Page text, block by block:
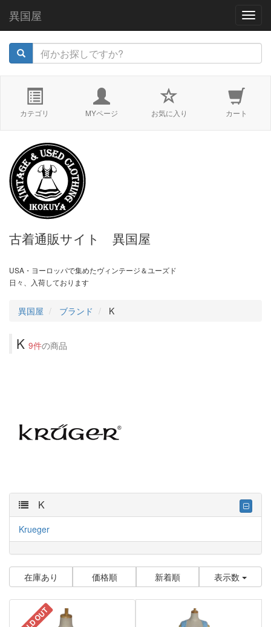
異国屋
カテゴリ MYページ お気に入り カート
古着通販サイト 異国屋
USA・ヨーロッパで集めたヴィンテージ＆ユーズド
日々、入荷しております
異国屋 ブランド K
K 9件の商品
K
Krueger
在庫あり 価格順 新着順 表示数